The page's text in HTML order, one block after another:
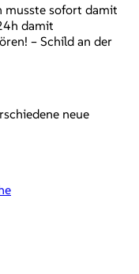
musste sofort damit
damit
– Schild an der
neue